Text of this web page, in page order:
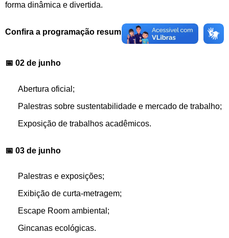
forma dinâmica e divertida.
Confira a programação resumida
📅 02 de junho
Abertura oficial;
Palestras sobre sustentabilidade e mercado de trabalho;
Exposição de trabalhos acadêmicos.
📅 03 de junho
Palestras e exposições;
Exibição de curta-metragem;
Escape Room ambiental;
Gincanas ecológicas.